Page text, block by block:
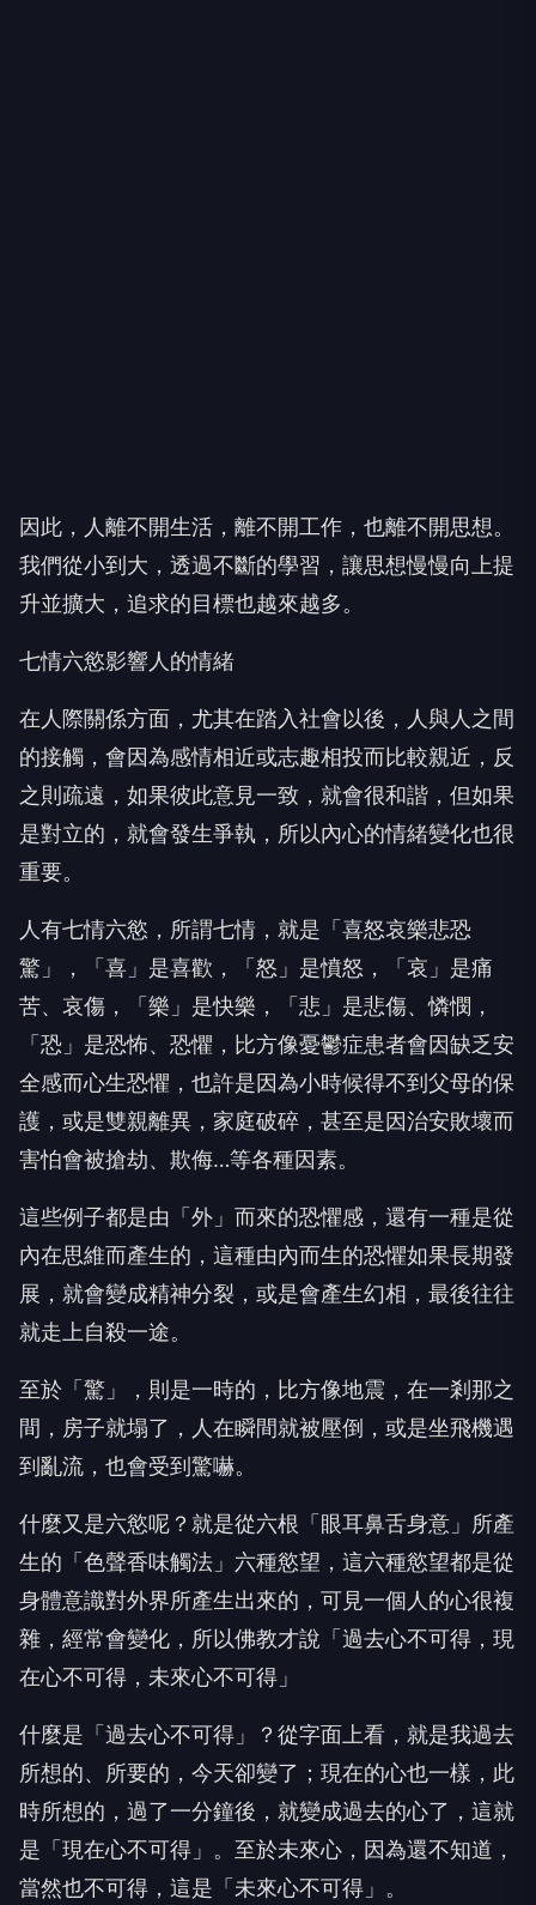
因此，人離不開生活，離不開工作，也離不開思想。
我們從小到大，透過不斷的學習，讓思想慢慢向上提
升並擴大，追求的目標也越來越多。
七情六慾影響人的情緒
在人際關係方面，尤其在踏入社會以後，人與人之間
的接觸，會因為感情相近或志趣相投而比較親近，反
之則疏遠，如果彼此意見一致，就會很和諧，但如果
是對立的，就會發生爭執，所以內心的情緒變化也很
重要。
人有七情六慾，所謂七情，就是「喜怒哀樂悲恐
驚」，「喜」是喜歡，「怒」是憤怒，「哀」是痛
苦、哀傷，「樂」是快樂，「悲」是悲傷、憐憫，
「恐」是恐怖、恐懼，比方像憂鬱症患者會因缺乏安
全感而心生恐懼，也許是因為小時候得不到父母的保
護，或是雙親離異，家庭破碎，甚至是因治安敗壞而
害怕會被搶劫、欺侮…等各種因素。
這些例子都是由「外」而來的恐懼感，還有一種是從
內在思維而產生的，這種由內而生的恐懼如果長期發
展，就會變成精神分裂，或是會產生幻相，最後往往
就走上自殺一途。
至於「驚」，則是一時的，比方像地震，在一剎那之
間，房子就塌了，人在瞬間就被壓倒，或是坐飛機遇
到亂流，也會受到驚嚇。
什麼又是六慾呢？就是從六根「眼耳鼻舌身意」所產
生的「色聲香味觸法」六種慾望，這六種慾望都是從
身體意識對外界所產生出來的，可見一個人的心很複
雜，經常會變化，所以佛教才說「過去心不可得，現
在心不可得，未來心不可得」
什麼是「過去心不可得」？從字面上看，就是我過去
所想的、所要的，今天卻變了；現在的心也一樣，此
時所想的，過了一分鐘後，就變成過去的心了，這就
是「現在心不可得」。至於未來心，因為還不知道，
當然也不可得，這是「未來心不可得」。